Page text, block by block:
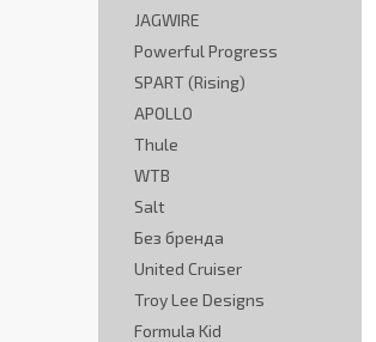
JAGWIRE
Powerful Progress
SPART (Rising)
APOLLO
Thule
WTB
Salt
Без бренда
United Cruiser
Troy Lee Designs
Formula Kid